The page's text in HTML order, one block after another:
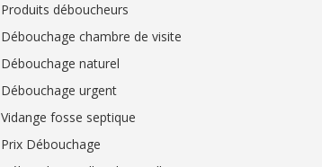
Produits déboucheurs
Débouchage chambre de visite
Débouchage naturel
Débouchage urgent
Vidange fosse septique
Prix Débouchage